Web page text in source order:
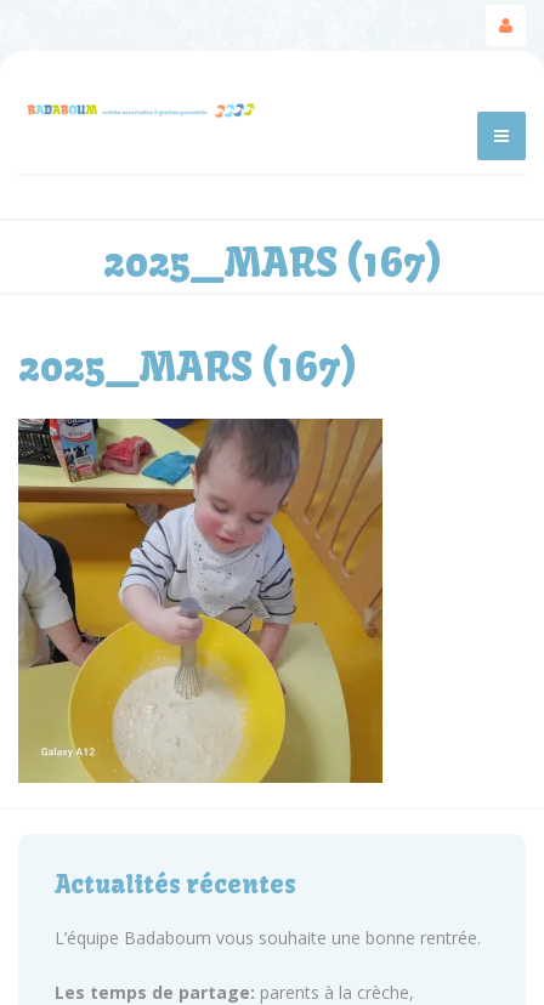
2025_MARS (167)
2025_MARS (167)
Actualités récentes
L’équipe Badaboum vous souhaite une bonne rentrée.
Les temps de partage: parents à la crèche,